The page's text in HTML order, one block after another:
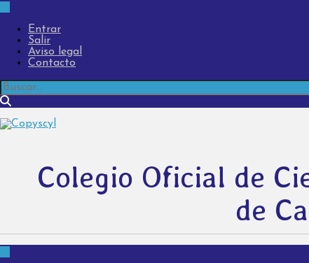
Entrar
Salir
Aviso legal
Contacto
Colegio Oficial de
de